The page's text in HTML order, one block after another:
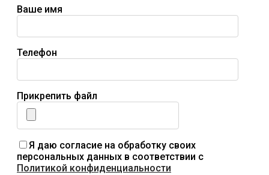
Ваше имя
Телефон
Прикрепить файл
Я даю согласие на обработку своих
персональных данных в соответствии с
Политикой конфиденциальности